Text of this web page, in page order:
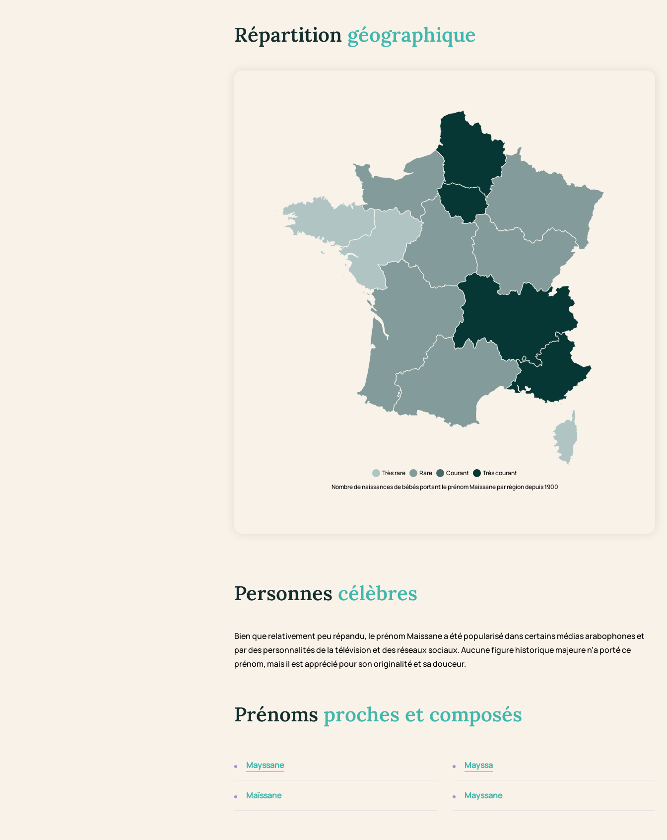
Répartition géographique
Très rare Rare Courant
Très courant
Nombre de naissances de bébés portant le prénom Maissane par région depuis 1900
Personnes célèbres
Bien que relativement peu répandu, le prénom Maissane a été popularisé dans certains médias arabophones et
par des personnalités de la télévision et des réseaux sociaux. Aucune figure historique majeure n’a porté ce
prénom, mais il est apprécié pour son originalité et sa douceur.
Prénoms proches et composés
Mayssane Mayssa
Maïssane Mayssane